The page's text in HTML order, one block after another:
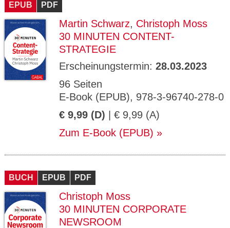
EPUB PDF
Martin Schwarz, Christoph Moss
30 MINUTEN CONTENT-
STRATEGIE
Erscheinungstermin: 28.03.2023
96 Seiten
E-Book (EPUB), 978-3-96740-278-0
€ 9,99 (D) | € 9,99 (A)
Zum E-Book (EPUB)
BUCH EPUB PDF
Christoph Moss
30 MINUTEN CORPORATE
NEWSROOM